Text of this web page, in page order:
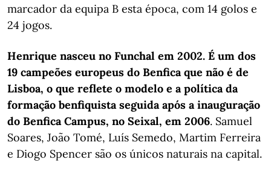
marcador da equipa B esta época, com 14 golos e
24 jogos.
Henrique nasceu no Funchal em 2002. É um dos
19 campeões europeus do Benfica que não é de
Lisboa, o que reflete o modelo e a política da
formação benfiquista seguida após a inauguração
do Benfica Campus, no Seixal, em 2006. Samuel
Soares, João Tomé, Luís Semedo, Martim Ferreira
e Diogo Spencer são os únicos naturais na capital.